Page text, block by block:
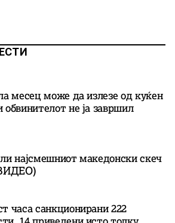
месец може да излезе од куќен
обвинителот не ја завршил
најсмешниот македонски скеч
часа санкционирани 222